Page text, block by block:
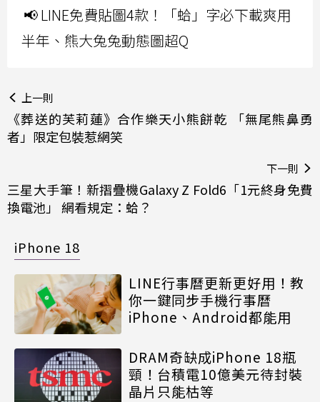
📢 LINE免費貼圖4款！「蛤」字必下載爽用
半年、熊大兔兔動態圖超Q
上一則
《葬送的芙莉蓮》合作樂天小熊餅乾 「無尾熊鼻勇
者」限定包裝惹網笑
下一則
三星大手筆！新摺疊機Galaxy Z Fold6「1元終身免費
換電池」 網看規定：蛤？
iPhone 18
LINE行事曆更新更好用！教
你一鍵同步手機行事曆
iPhone、Android都能用
DRAM奇缺成iPhone 18瓶
頸！台積電10億美元待封裝
晶片只能枯等